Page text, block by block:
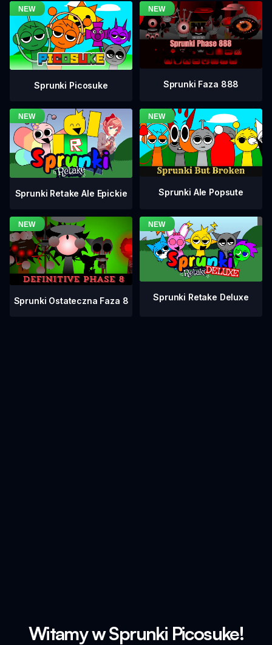
Sprunki Picosuke Sprunki Faza 888
Sprunki Retake Ale Epickie Sprunki Ale Popsute
Sprunki Ostateczna Faza 8 Sprunki Retake Deluxe
Witamy w Sprunki Picosuke!